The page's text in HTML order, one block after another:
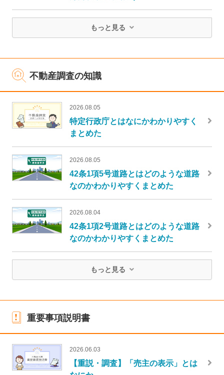
もっと見る
不動産調査の知識
2026.08.05
特定行政庁とはなにかわかりやすく
まとめた
2026.08.05
42条1項5号道路とはどのような道路
なのかわかりやすくまとめた
2026.08.04
42条1項2号道路とはどのような道路
なのかわかりやすくまとめた
もっと見る
重要事項説明書
2026.06.03
【重説・調査】「売主の表示」とは